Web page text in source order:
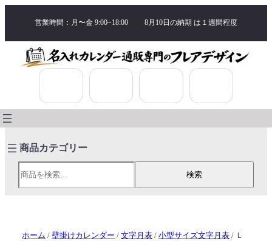
営業時間：月〜金 9:00~18:00 8月10日の納期 は １週間程度
検索
検索
ホーム / 壁掛けカレンダー / 文字月表 / 小型サイズ文字月表 / Ｌ